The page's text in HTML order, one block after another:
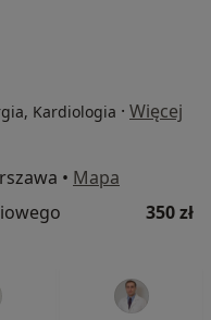
Kardiologia · Więcej
• Mapa
350 zł